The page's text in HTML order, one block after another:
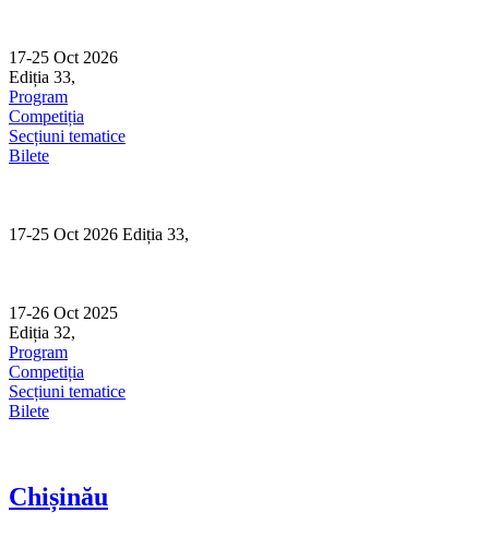
content
17-25 Oct 2026
Ediția 33,
Program
Competiția
Secțiuni tematice
Bilete
17-25 Oct 2026 Ediția 33,
17-26 Oct 2025
Ediția 32,
Program
Competiția
Secțiuni tematice
Bilete
Chișinău